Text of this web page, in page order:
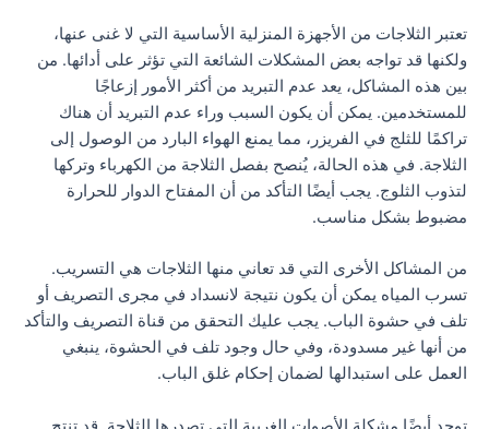
تعتبر الثلاجات من الأجهزة المنزلية الأساسية التي لا غنى عنها،
ولكنها قد تواجه بعض المشكلات الشائعة التي تؤثر على أدائها. من
بين هذه المشاكل، يعد عدم التبريد من أكثر الأمور إزعاجًا
للمستخدمين. يمكن أن يكون السبب وراء عدم التبريد أن هناك
تراكمًا للثلج في الفريزر، مما يمنع الهواء البارد من الوصول إلى
الثلاجة. في هذه الحالة، يُنصح بفصل الثلاجة من الكهرباء وتركها
لتذوب الثلوج. يجب أيضًا التأكد من أن المفتاح الدوار للحرارة
مضبوط بشكل مناسب.
من المشاكل الأخرى التي قد تعاني منها الثلاجات هي التسريب.
تسرب المياه يمكن أن يكون نتيجة لانسداد في مجرى التصريف أو
تلف في حشوة الباب. يجب عليك التحقق من قناة التصريف والتأكد
من أنها غير مسدودة، وفي حال وجود تلف في الحشوة، ينبغي
العمل على استبدالها لضمان إحكام غلق الباب.